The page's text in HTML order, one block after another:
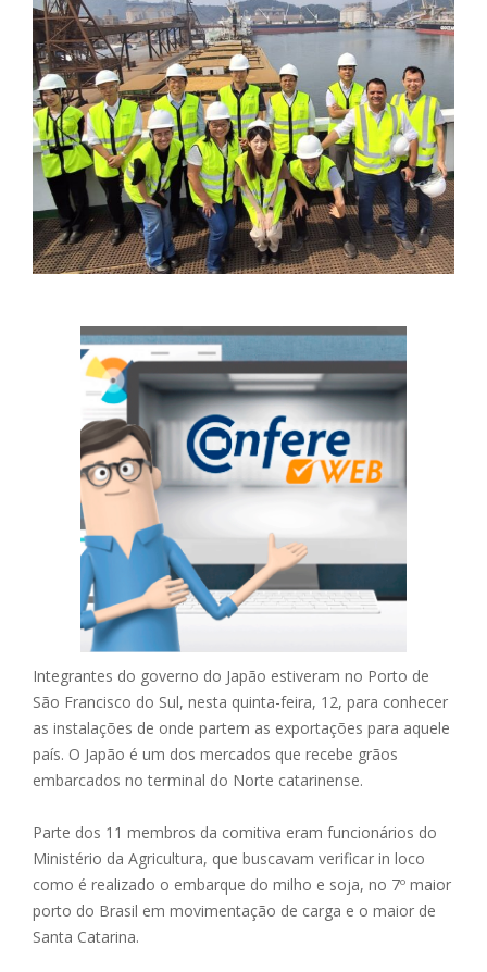
Integrantes do governo do Japão estiveram no Porto de
São Francisco do Sul, nesta quinta-feira, 12, para conhecer
as instalações de onde partem as exportações para aquele
país. O Japão é um dos mercados que recebe grãos
embarcados no terminal do Norte catarinense.
Parte dos 11 membros da comitiva eram funcionários do
Ministério da Agricultura, que buscavam verificar in loco
como é realizado o embarque do milho e soja, no 7º maior
porto do Brasil em movimentação de carga e o maior de
Santa Catarina.